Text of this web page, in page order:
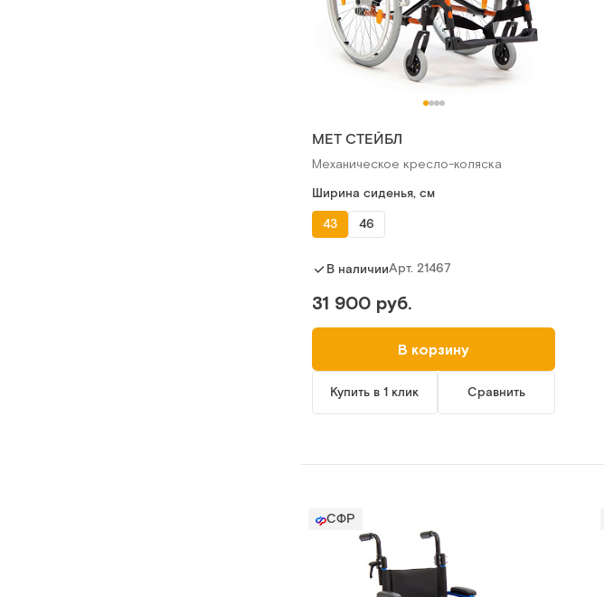
МЕТ СТЕЙБЛ
Механическое кресло-коляска
Ширина сиденья, см
43
46
В наличииАрт. 21467
31 900 руб.
В корзину
Купить в 1 клик Сравнить
СФР